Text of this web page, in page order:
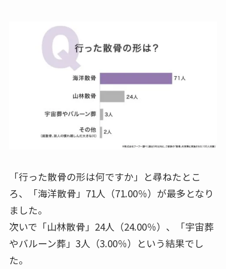
「行った散骨の形は何ですか」と尋ねたとこ
ろ、「海洋散骨」71人（71.00％）が最多となり
ました。
次いで「山林散骨」24人（24.00％）、「宇宙葬
やバルーン葬」3人（3.00％）という結果でし
た。